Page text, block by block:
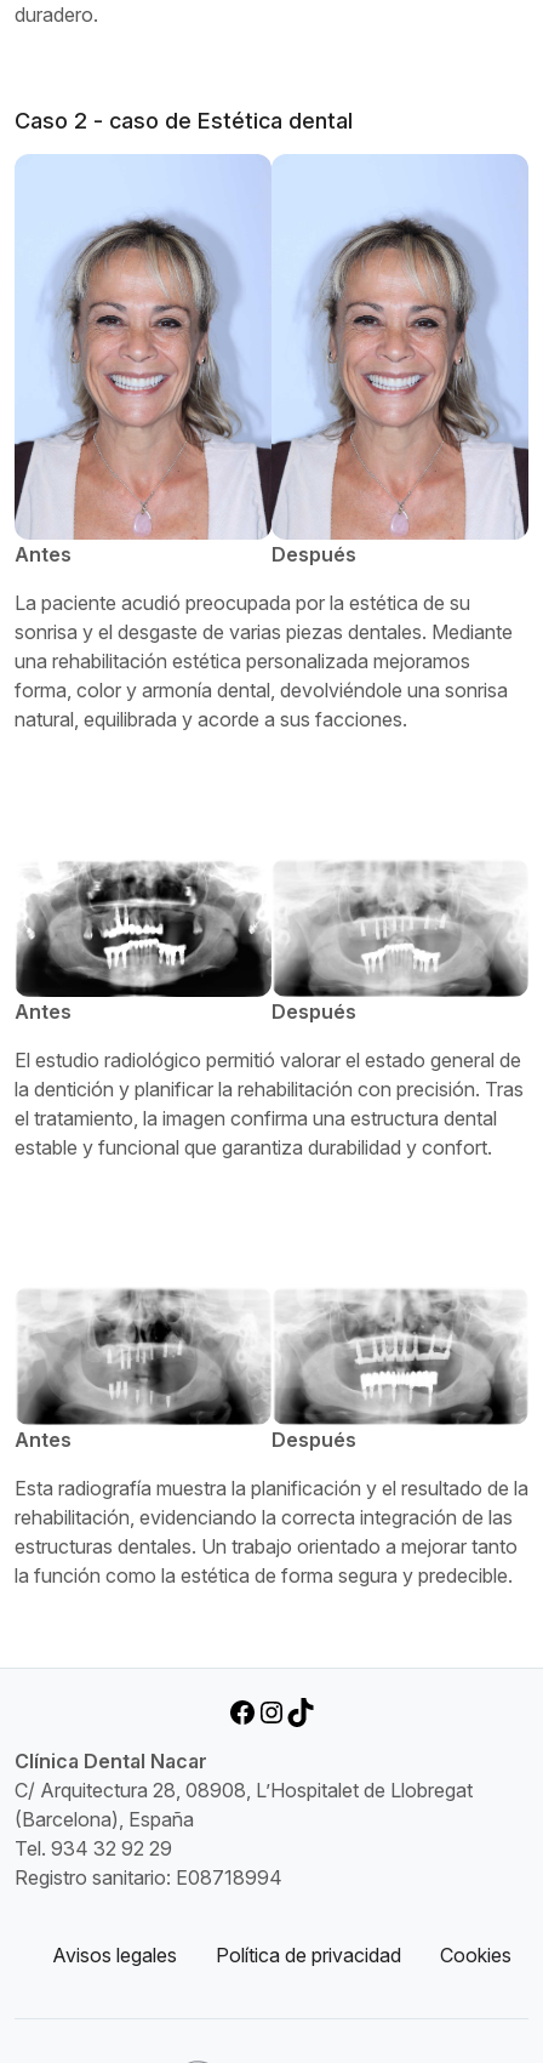
duradero.
Caso 2 - caso de Estética dental
Antes
Después
La paciente acudió preocupada por la estética de su
sonrisa y el desgaste de varias piezas dentales. Mediante
una rehabilitación estética personalizada mejoramos
forma, color y armonía dental, devolviéndole una sonrisa
natural, equilibrada y acorde a sus facciones.
Antes
Después
El estudio radiológico permitió valorar el estado general de
la dentición y planificar la rehabilitación con precisión. Tras
el tratamiento, la imagen confirma una estructura dental
estable y funcional que garantiza durabilidad y confort.
Antes
Después
Esta radiografía muestra la planificación y el resultado de la
rehabilitación, evidenciando la correcta integración de las
estructuras dentales. Un trabajo orientado a mejorar tanto
la función como la estética de forma segura y predecible.
Facebook
Instagram
TikTok
Clínica Dental Nacar
C/ Arquitectura 28, 08908, L’Hospitalet de Llobregat
(Barcelona), España
Tel. 934 32 92 29
Registro sanitario: E08718994
Avisos legales Política de privacidad Cookies